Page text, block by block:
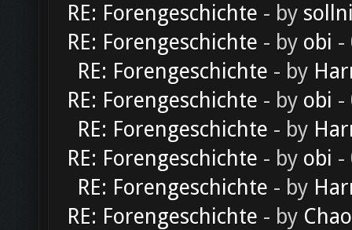
RE: Forengeschichte - by
RE: Forengeschichte - by obi -
RE: Forengeschichte - by
RE: Forengeschichte - by obi -
RE: Forengeschichte - by
RE: Forengeschichte - by obi -
RE: Forengeschichte - by
RE: Forengeschichte - by